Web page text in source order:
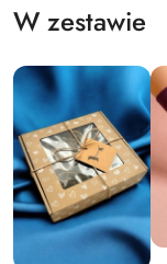
W zestawie